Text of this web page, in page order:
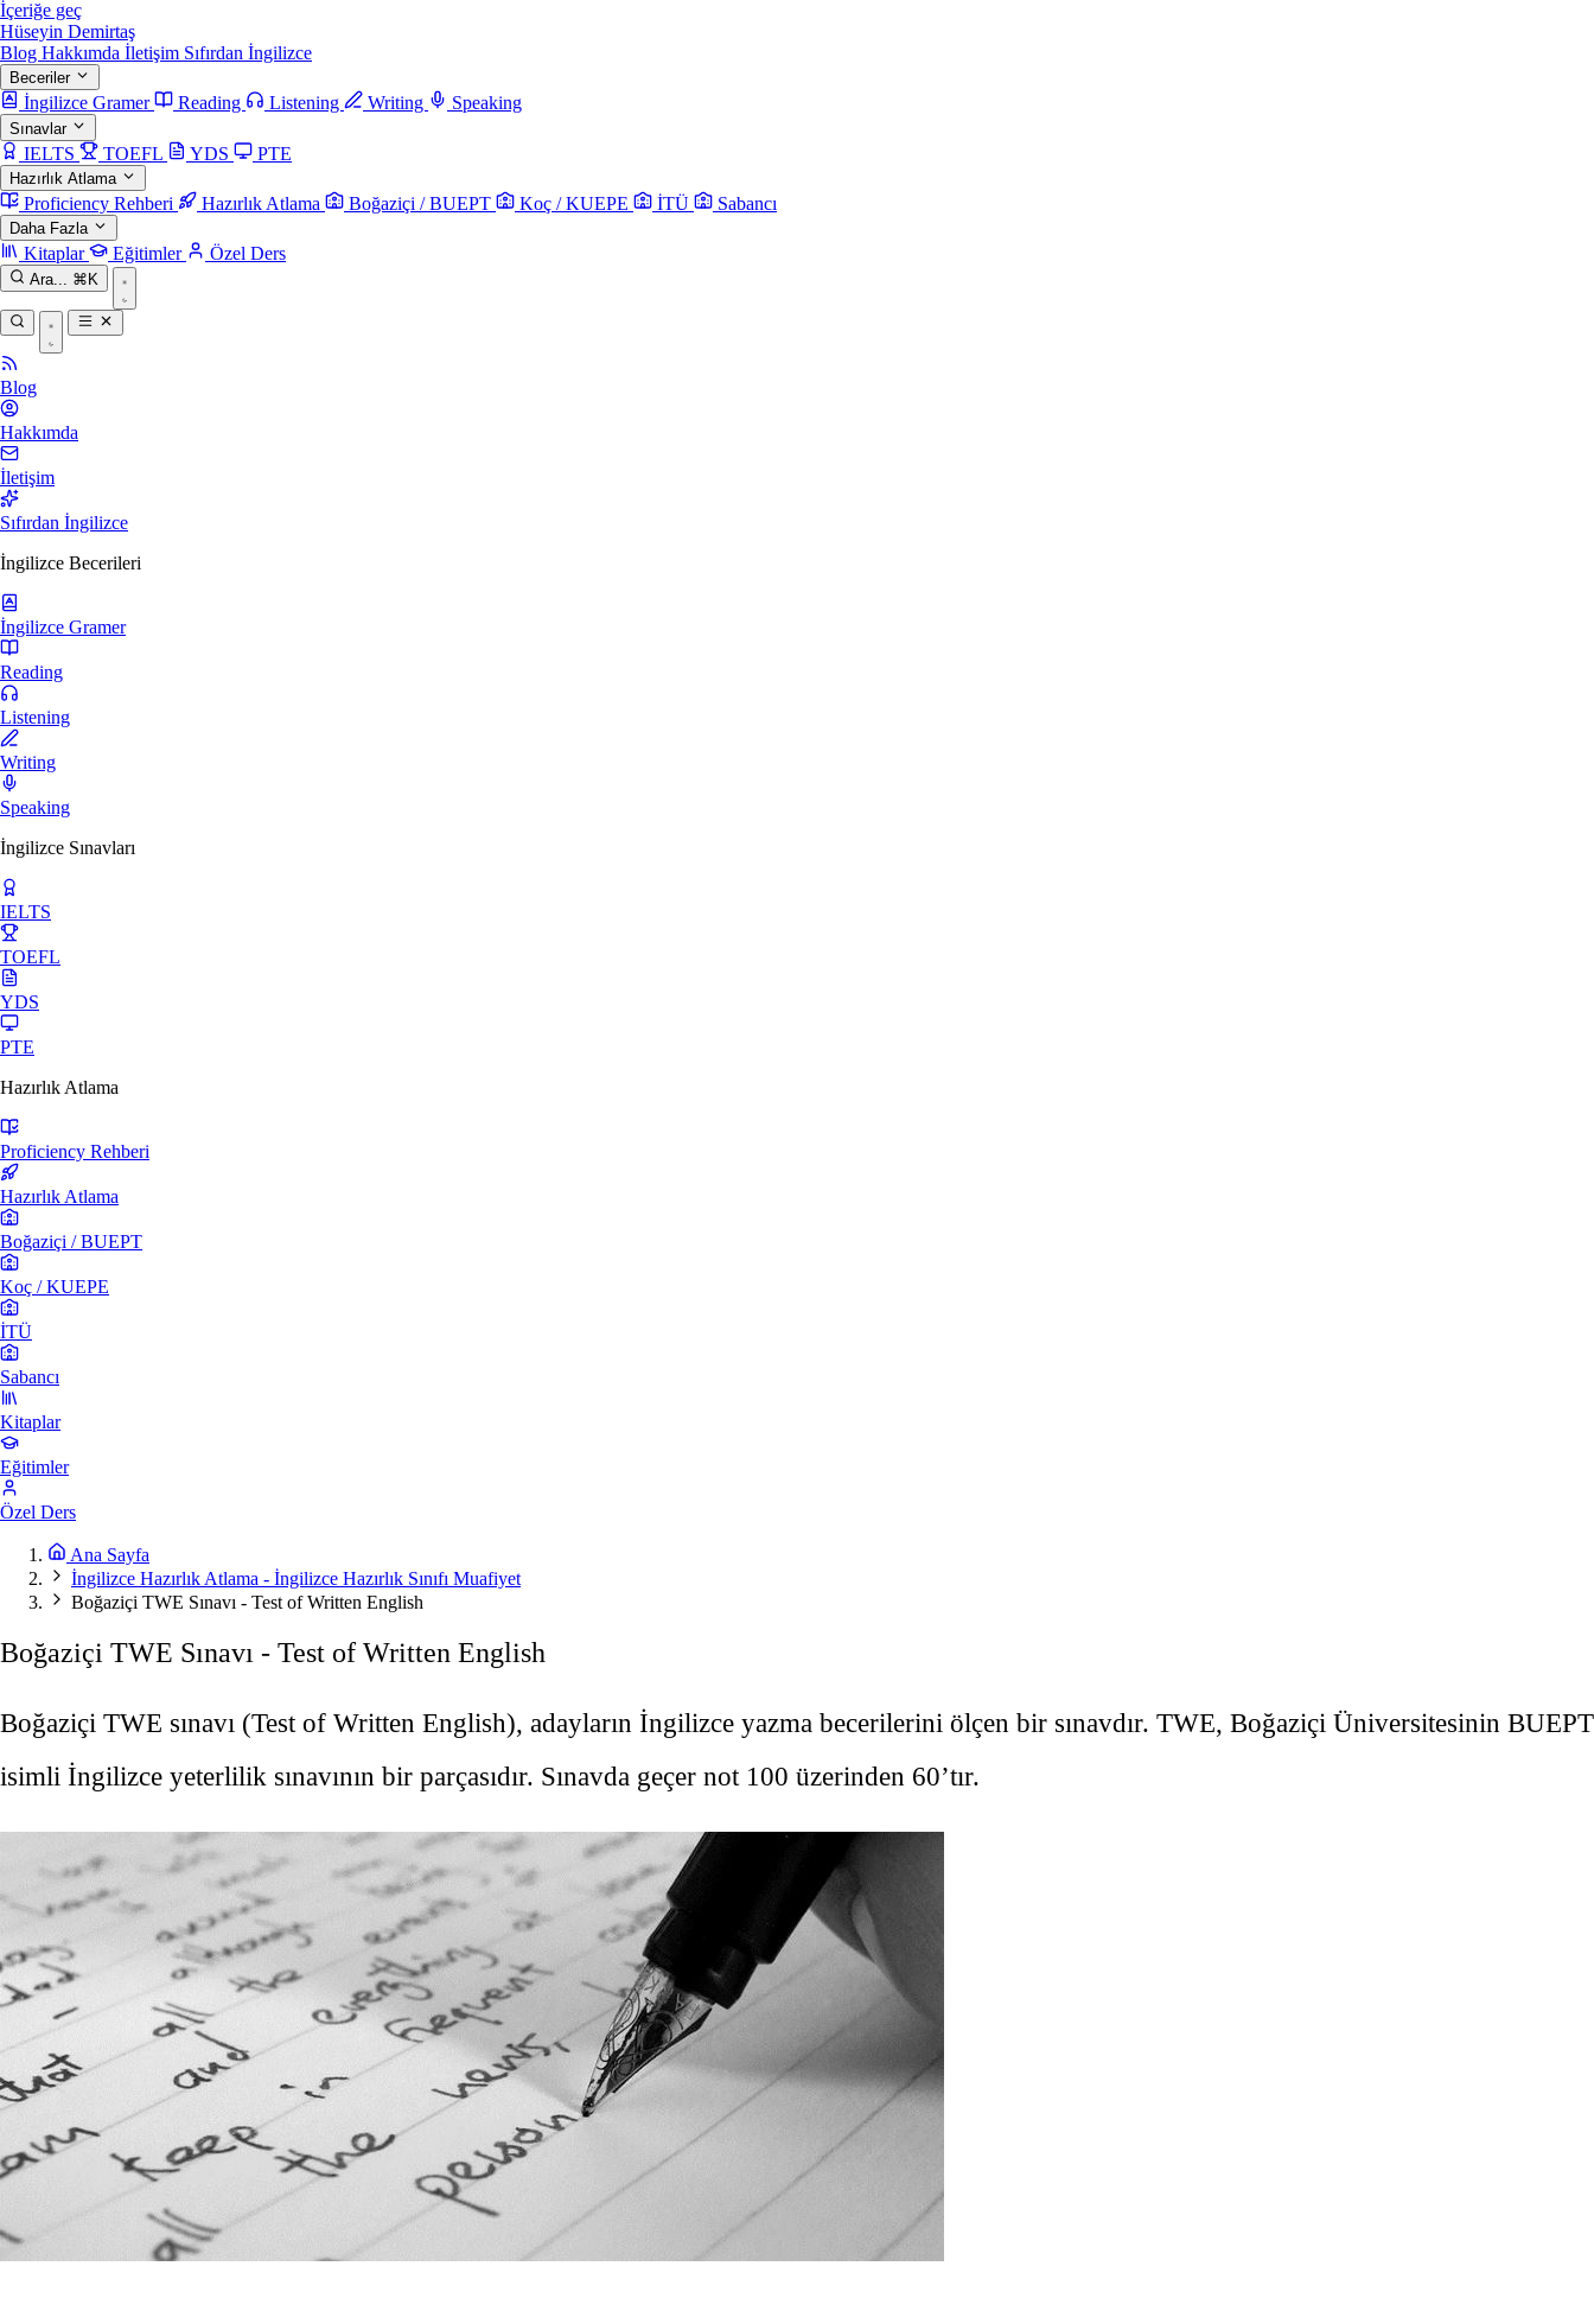
İçeriğe geç
Hüseyin Demirtaş
Blog Hakkımda İletişim Sıfırdan İngilizce
Beceriler
İngilizce Gramer Reading Listening Writing Speaking
Sınavlar
IELTS TOEFL YDS PTE
Hazırlık Atlama
Proficiency Rehberi Hazırlık Atlama Boğaziçi / BUEPT Koç / KUEPE İTÜ Sabancı
Daha Fazla
Kitaplar Eğitimler Özel Ders
Ara... ⌘K
Blog
Hakkımda
İletişim
Sıfırdan İngilizce
İngilizce Becerileri
İngilizce Gramer
Reading
Listening
Writing
Speaking
İngilizce Sınavları
IELTS
TOEFL
YDS
PTE
Hazırlık Atlama
Proficiency Rehberi
Hazırlık Atlama
Boğaziçi / BUEPT
Koç / KUEPE
İTÜ
Sabancı
Kitaplar
Eğitimler
Özel Ders
Ana Sayfa
İngilizce Hazırlık Atlama - İngilizce Hazırlık Sınıfı Muafiyet
Boğaziçi TWE Sınavı - Test of Written English
Boğaziçi TWE Sınavı - Test of Written English
Boğaziçi TWE sınavı (Test of Written English), adayların İngilizce yazma becerilerini ölçen bir sınavdır. TWE, Boğaziçi Üniversitesinin BUEPT
isimli İngilizce yeterlilik sınavının bir parçasıdır. Sınavda geçer not 100 üzerinden 60’tır.